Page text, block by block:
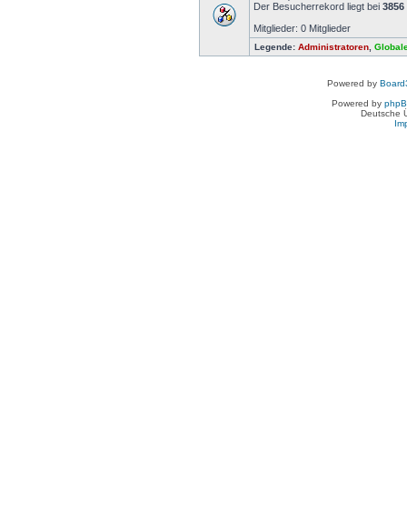
Der Besucherrekord liegt bei 3856
Mitglieder: 0 Mitglieder
Legende: Administratoren
Powered by
Powered by
Deutsche